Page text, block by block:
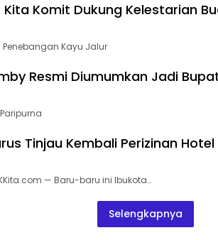
Kita Komit Dukung Kelestarian
Penebangan Kayu Jalur
Resmi Diumumkan Jadi
Tinjau Kembali Perizinan
— Baru-baru ini Ibukota…
Selengkapnya